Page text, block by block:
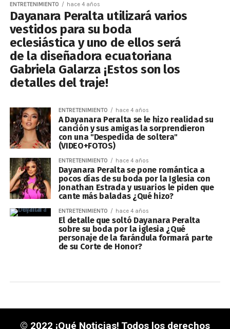
ENTRETENIMIENTO hace 4 años
Dayanara Peralta utilizará varios
vestidos para su boda
eclesiástica y uno de ellos será
de la diseñadora ecuatoriana
Gabriela Galarza ¡Estos son los
detalles del traje!
ENTRETENIMIENTO hace 4 años
A Dayanara Peralta se le hizo realidad su
canción y sus amigas la sorprendieron
con una "Despedida de soltera"
(VIDEO+FOTOS)
ENTRETENIMIENTO hace 4 años
Dayanara Peralta se pone romántica a
pocos días de su boda por la Iglesia con
Jonathan Estrada y usuarios le piden que
cante más baladas ¿Qué hizo?
ENTRETENIMIENTO hace 4 años
El detalle que soltó Dayanara Peralta
sobre su boda por la iglesia ¿Qué
personaje de la farándula formará parte
de su Corte de Honor?
© 2022 ¡Qué Noticias! Todos los derechos